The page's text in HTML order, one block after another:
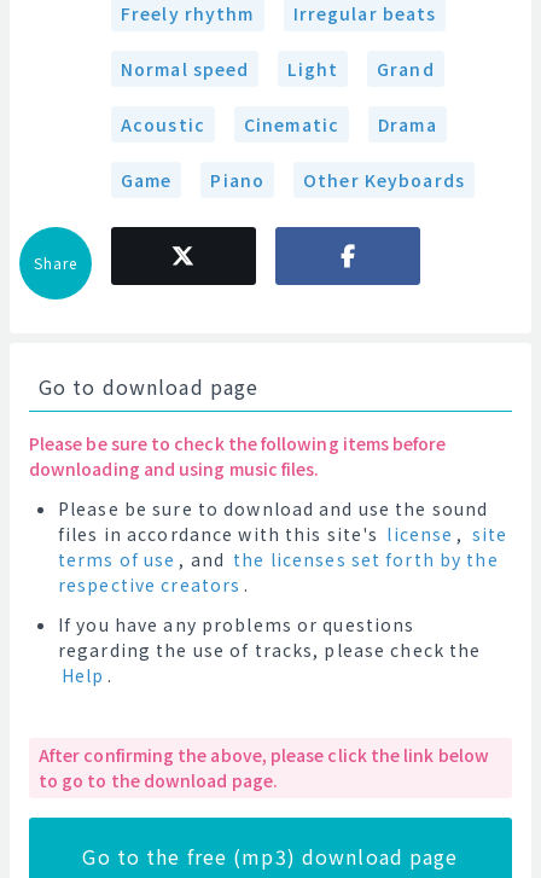
Freely rhythm Irregular beats
Normal speed Light Grand
Acoustic Cinematic Drama
Game Piano Other Keyboards
Share
Go to download page
Please be sure to check the following items before
downloading and using music files.
Please be sure to download and use the sound
files in accordance with this site's license , site
terms of use , and the licenses set forth by the
respective creators .
If you have any problems or questions
regarding the use of tracks, please check the
Help .
After confirming the above, please click the link below
to go to the download page.
Go to the free (mp3) download page